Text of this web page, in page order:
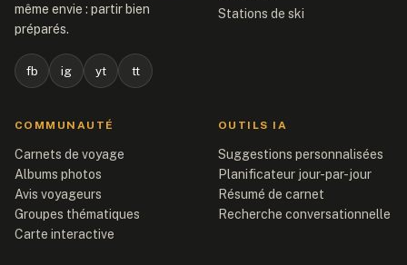
même envie : partir bien
préparés.
fb ig yt tt
Stations de ski
COMMUNAUTÉ
Carnets de voyage
Albums photos
Avis voyageurs
Groupes thématiques
Carte interactive
OUTILS IA
Suggestions personnalisées
Planificateur jour-par-jour
Résumé de carnet
Recherche conversationnelle